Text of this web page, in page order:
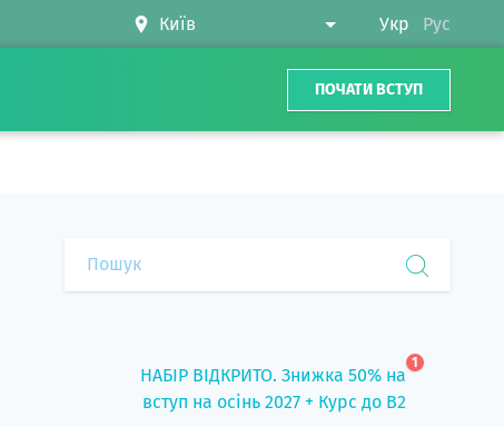
Укр Рус
ПОЧАТИ ВСТУП
НАБІР ВІДКРИТО. Знижка 50% на
вступ на осінь 2027 + Курс до B2
1